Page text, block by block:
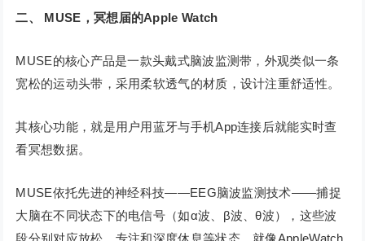
二、 MUSE，冥想届的Apple Watch
MUSE的核心产品是一款头戴式脑波监测带，外观类似一条
宽松的运动头带，采用柔软透气的材质，设计注重舒适性。
其核心功能，就是用户用蓝牙与手机App连接后就能实时查
看冥想数据。
MUSE依托先进的神经科技——EEG脑波监测技术——捕捉
大脑在不同状态下的电信号（如α波、β波、θ波），这些波
段分别对应放松、专注和深度休息等状态。就像AppleWatch